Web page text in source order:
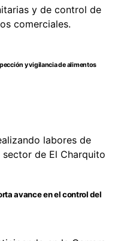
y vigilancia de alimentos
avance en el control del